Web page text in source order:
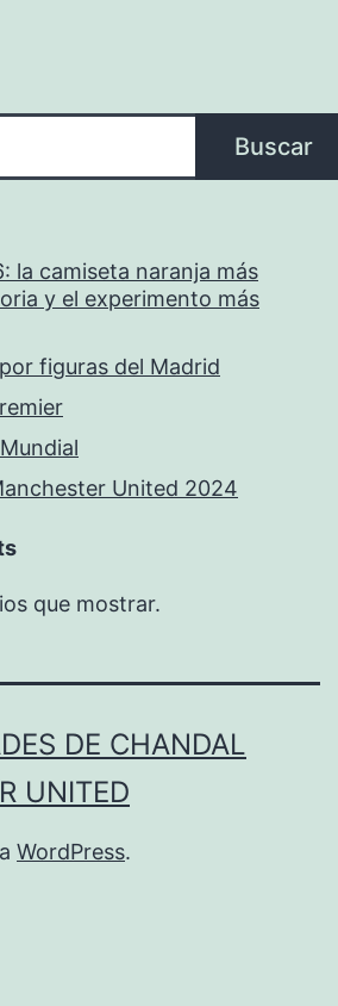
Buscar
la camiseta naranja más
y el experimento más
figuras del Madrid
United 2024
que mostrar.
DE CHANDAL
UNITED
WordPress.